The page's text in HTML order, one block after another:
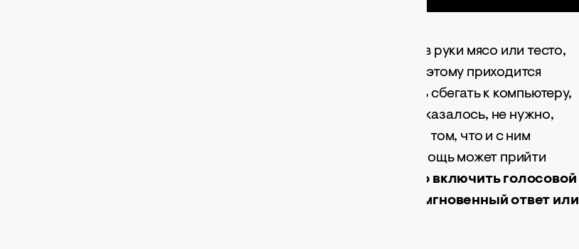
Когда мы погружаемся в приготовление блюда, взяв в руки мясо или тесто,
нам иногда необходимо что-то срочно погуглить, поэтому приходится
откладывать продукты в сторону, мыть руки и успеть сбегать к компьютеру,
пока что-то не подгорело на плите. Но все это, как оказалось, не нужно,
если рядом есть смартфон. Конечно, вы подумаете о том, что и с ним
возиться будет не совсем удобно, однако нам на помощь может прийти
А работает все так: нужно включить голосовой
поиск и задать свой вопрос вслух, а Google даст мгновенный ответ или